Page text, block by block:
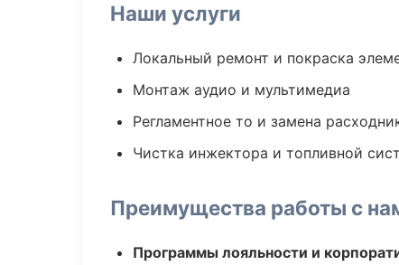
Наши услуги
Локальный ремонт и покраска
Монтаж аудио и мультимедиа
Регламентное то и замена
Чистка инжектора и топливной
Преимущества работы с
Программы лояльности и